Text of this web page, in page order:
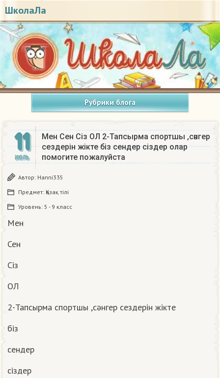
ШколаЛа
Рубрики блога
11
ИЮЛЬ
Мен Сен Сiз ОЛ 2-Тапсырма спортшы ,сәнгер
сездерiн жiкте біз сендер сiздер олар
помогите пожалуйста
Автор: Hanni335
Предмет: Қазақ тiлi
Уровень: 5 - 9 класс
Мен
Сен
Сiз
ОЛ
2-Тапсырма спортшы ,сәнгер сездерiн жiкте
біз
сендер
сiздер